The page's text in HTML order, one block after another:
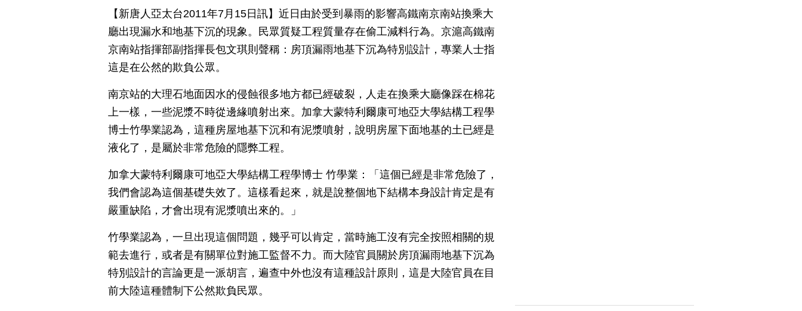
【新唐人亞太台2011年7月15日訊】近日由於受到暴雨的影響高鐵南京南站換乘大
廳出現漏水和地基下沉的現象。民眾質疑工程質量存在偷工減料行為。京滬高鐵南
京南站指揮部副指揮長包文琪則聲稱：房頂漏雨地基下沉為特別設計，專業人士指
這是在公然的欺負公眾。
南京站的大理石地面因水的侵蝕很多地方都已經破裂，人走在換乘大廳像踩在棉花
上一樣，一些泥漿不時從邊緣噴射出來。加拿大蒙特利爾康可地亞大學結構工程學
博士竹學業認為，這種房屋地基下沉和有泥漿噴射，說明房屋下面地基的土已經是
液化了，是屬於非常危險的隱弊工程。
加拿大蒙特利爾康可地亞大學結構工程學博士 竹學業：「這個已經是非常危險了，
我們會認為這個基礎失效了。這樣看起來，就是說整個地下結構本身設計肯定是有
嚴重缺陷，才會出現有泥漿噴出來的。」
竹學業認為，一旦出現這個問題，幾乎可以肯定，當時施工沒有完全按照相關的規
範去進行，或者是有關單位對施工監督不力。而大陸官員關於房頂漏雨地基下沉為
特別設計的言論更是一派胡言，遍查中外也沒有這種設計原則，這是大陸官員在目
前大陸這種體制下公然欺負民眾。